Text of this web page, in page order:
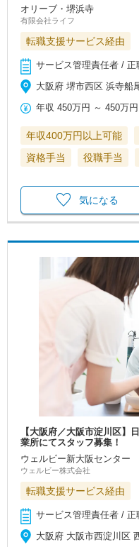
オリーブ・堺浜寺
有限会社ライフ
転職支援サービス経由
サービス管理責任者 / 正
大阪府 堺市西区 浜寺船
年収 450万円 ～450万円
年収400万円以上可能
資格手当
役職手当
気になる
【大阪府／大阪市淀川区
業所にてスタッフ募集！
ウェルビー新大阪センター
ウェルビー株式会社
転職支援サービス経由
サービス管理責任者 / 正
大阪府 大阪市西淀川区